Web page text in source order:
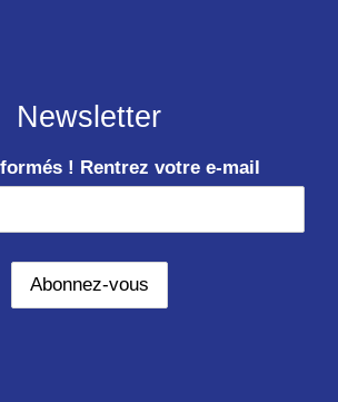
Newsletter
! Rentrez votre e-mail